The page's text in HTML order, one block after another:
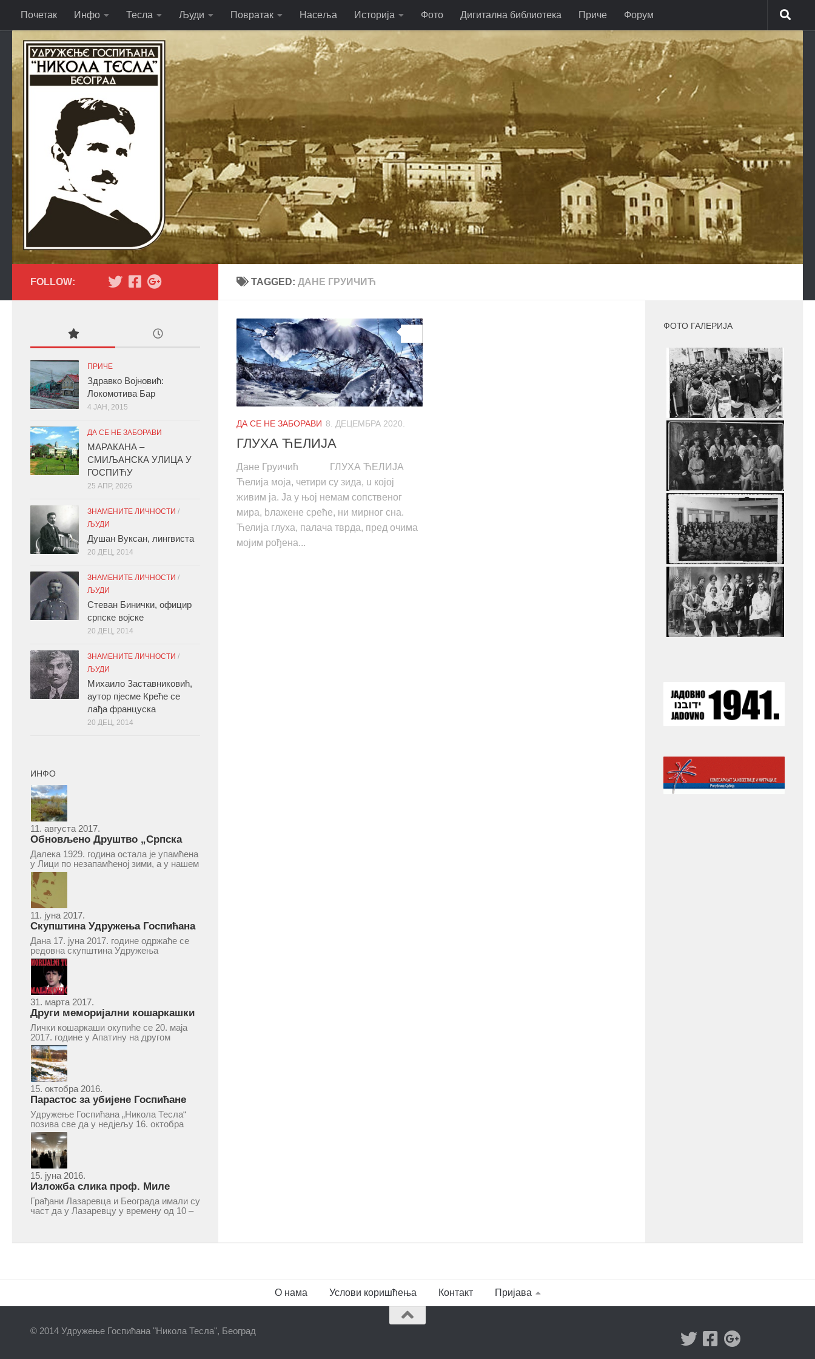
Skip to content
Почетак Инфо Тесла Људи Повратак Насеља Историја Фото Дигитална библиотека Приче Форум
TAGGED: ДАНЕ ГРУИЧИЋ
ДА СЕ НЕ ЗАБОРАВИ 8. ДЕЦЕМБРА 2020.
ГЛУХА ЋЕЛИЈА
Дане Груичић ГЛУХА ЋЕЛИЈА
Ћелија моја, четири су зида, u којој
живим ја. Ја у њој немам сопственог
мира, bлажене среће, ни мирног сна.
Ћелија глуха, палача тврда, пред очима
мојим рођена...
FOLLOW:
ПРИЧЕ
Здравко Војновић:
Локомотива Бар
4 ЈАН, 2015
ДА СЕ НЕ ЗАБОРАВИ
МАРАКАНА –
СМИЉАНСКА УЛИЦА У
ГОСПИЋУ
25 АПР, 2026
ЗНАМЕНИТЕ ЛИЧНОСТИ /
ЉУДИ
Душан Вуксан, лингвиста
20 ДЕЦ, 2014
ЗНАМЕНИТЕ ЛИЧНОСТИ /
ЉУДИ
Стеван Бинички, официр
српске војске
20 ДЕЦ, 2014
ЗНАМЕНИТЕ ЛИЧНОСТИ /
ЉУДИ
Михаило Заставниковић,
аутор пјесме Креће се
лађа француска
20 ДЕЦ, 2014
ИНФО
11. августа 2017.
Обновљено Друштво „Српска
народна читаоница и књижница“
у Врепцу
Далека 1929. година остала је упамћена
у Лици по незапамћеној зими, а у нашем
Врепцу и по оснивању Друштва „Српска
народна читаоница и књижница у
Врепцу“. Потакнути потребом за
културним и духовним уздизањем
група...
11. јуна 2017.
Скупштина Удружења Госпићана
„Никола Тесла“ у суботу 17. јуна
2017.
Дана 17. јуна 2017. године одржаће се
редовна скупштина Удружења
Госпићана „Никола Тесла“ Београд.
Скупштина ће се одржати у простору
ресторана „Тесла“, Савски трг бр. 9
Београд, у 11 часова. За Скупштину је
предложен...
31. марта 2017.
Други меморијални кошаркашки
турнир „Милан Маљковић
Маљак“ у Апатину 20. маја 2017.
Лички кошаркаши окупиће се 20. маја
2017. године у Апатину на другом
меморијалном кошаркашком турниру
„Милан Маљковић Маљак“. Као и
прошле године, учествоваће екипе
Госпића, Личког Осика, Плашког, као и
комбинована екипа кошаркаша из...
15. октобра 2016.
Парастос за убијене Госпићане
Удружење Госпићана „Никола Тесла“
позива све да у недјељу 16. октобра
2016, с почетком у 10.30 часова дођу
у цркву Светог оца Николаја у Борчи
(Улица Вука Караџића 1), гдје ће бити
служен парастос за...
15. јуна 2016.
Изложба слика проф. Миле
Рајшића у Лазаревцу
Грађани Лазаревца и Београда имали су
част да у Лазаревцу у времену од 10 –
ФОТО ГАЛЕРИЈА
О нама Услови коришћења Контакт Пријава
© 2014 Удружење Госпићана "Никола Тесла", Београд